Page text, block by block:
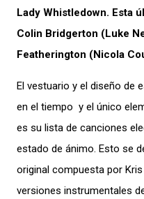
Lady Whistledown. Esta
Colin Bridgerton (Luke
Featherington (Nicola
El vestuario y el diseño de
en el tiempo y el único
es su lista de canciones
estado de ánimo. Esto se
original compuesta por
versiones instrumentales